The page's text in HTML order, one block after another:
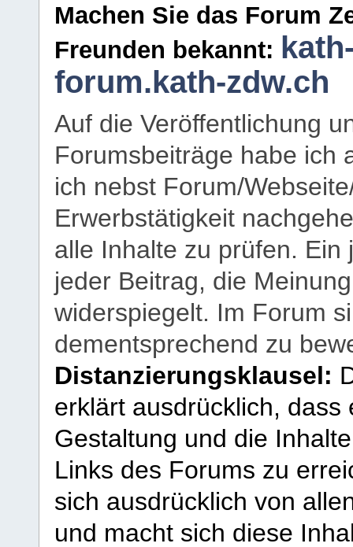
Machen Sie das Forum
Freunden bekannt:
forum.kath-zdw.ch
Auf die Veröffentlichung
Forumsbeiträge habe ich
ich nebst Forum/
Erwerbstätigkeit
alle Inhalte zu prüfen.
jeder Beitrag, die
widerspiegelt. Im Forum
dementsprechend zu
Distanzierungsklausel:
erklärt ausdrücklich,
Gestaltung und die
Links des Forums zu
sich ausdrücklich von
und macht sich diese